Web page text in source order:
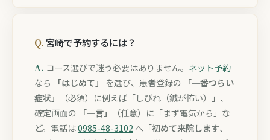
宮崎で予約するには？
コース選びで迷う必要はありません。 ネット予約
なら
「はじめて」 を選び、患者登録の
「一番つらい
症状」
（必須）に例えば「しびれ（鍼が怖い）」、
確定画面の
「一言」
（任意）に「まず電気から」な
ど。電話は0985-48-3102 へ「初めて来院します、